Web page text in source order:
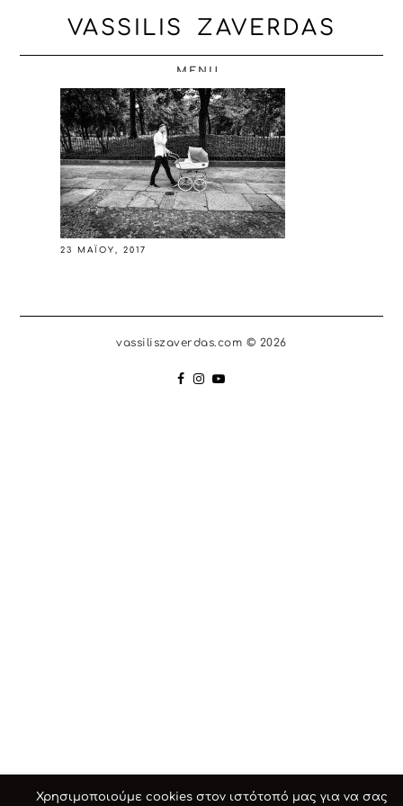
VASSILIS ZAVERDAS
MENU
23 ΜΑΪ́ΟΥ, 2017
vassiliszaverdas.com © 2026
Χρησιμοποιούμε cookies στον ιστότοπό μας για να σας